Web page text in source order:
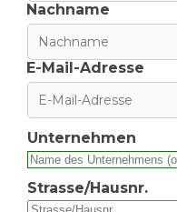
Nachname
E-Mail-Adresse
Unternehmen
Strasse/Hausnr.